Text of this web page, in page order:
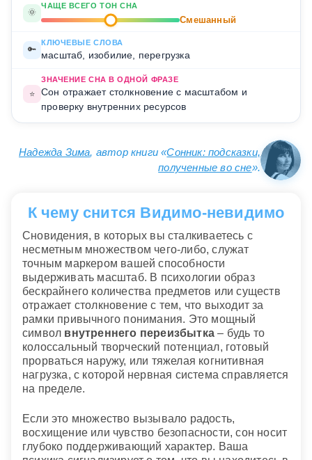
🌞
ЧАЩЕ ВСЕГО ТОН СНА
Смешанный
🔑
КЛЮЧЕВЫЕ СЛОВА
масштаб, изобилие, перегрузка
⭐
ЗНАЧЕНИЕ СНА В ОДНОЙ ФРАЗЕ
Сон отражает столкновение с масштабом и
проверку внутренних ресурсов
Надежда Зима, автор книги «Сонник: подсказки,
полученные во сне».
К чему снится Видимо-невидимо
Сновидения, в которых вы сталкиваетесь с
несметным множеством чего-либо, служат
точным маркером вашей способности
выдерживать масштаб. В психологии образ
бескрайнего количества предметов или существ
отражает столкновение с тем, что выходит за
рамки привычного понимания. Это мощный
символ внутреннего переизбытка – будь то
колоссальный творческий потенциал, готовый
прорваться наружу, или тяжелая когнитивная
нагрузка, с которой нервная система справляется
на пределе.
Если это множество вызывало радость,
восхищение или чувство безопасности, сон носит
глубоко поддерживающий характер. Ваша